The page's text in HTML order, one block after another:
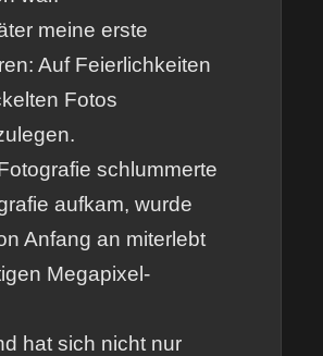
meine erste
Auf Feierlichkeiten
Fotos
schlummerte
aufkam, wurde
Anfang an miterlebt
Megapixel-
hat sich nicht nur